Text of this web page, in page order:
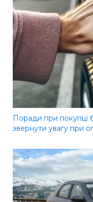
Поради при покупці
звернути увагу при